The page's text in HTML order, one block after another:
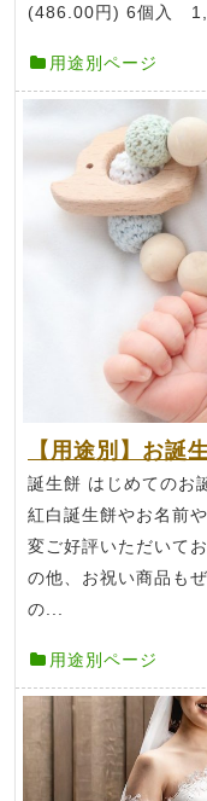
(486.00円) 6個入
用途別ページ
【用途別】お誕生
誕生餅 はじめてのお
紅白誕生餅やお名前
変ご好評いただいて
の他、お祝い商品も
の...
用途別ページ